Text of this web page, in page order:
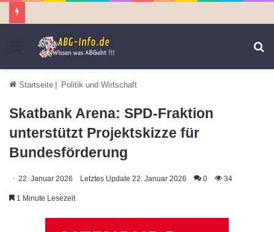
Menü
Startseite | Politik und Wirtschaft
Skatbank Arena: SPD-Fraktion
unterstützt Projektskizze für
Bundesförderung
22. Januar 2026 Letztes Update 22. Januar 2026 0 34
1 Minute Lesezeit